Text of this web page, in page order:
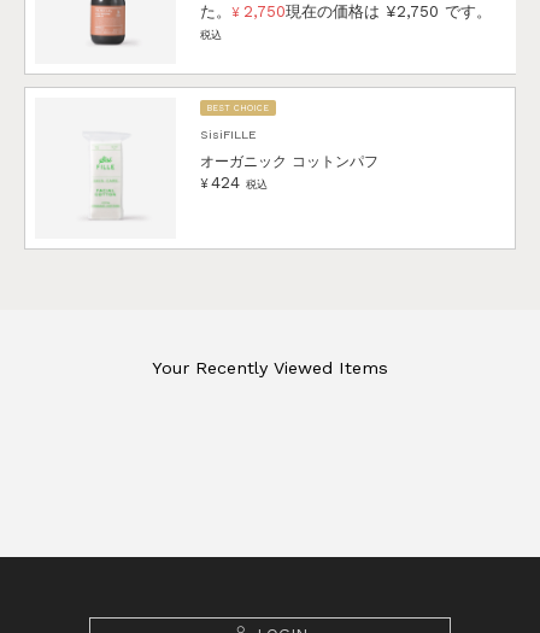
た。 ¥ 2,750現在の価格は ¥2,750 です。
税込
BEST CHOICE
SisiFILLE
オーガニック コットンパフ
¥ 424 税込
Your Recently Viewed Items